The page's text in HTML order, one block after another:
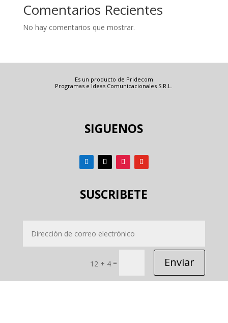
Comentarios Recientes
No hay comentarios que mostrar.
Es un producto de Pridecom
Programas e Ideas Comunicacionales S.R.L.
SIGUENOS
SUSCRIBETE
12 + 4 = Enviar